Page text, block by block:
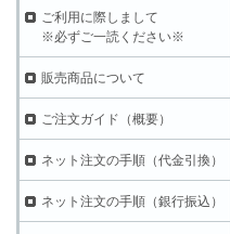
ご利用に際しまして
※必ずご一読ください※
販売商品について
ご注文ガイド（概要）
ネット注文の手順（代金引換）
ネット注文の手順（銀行振込）